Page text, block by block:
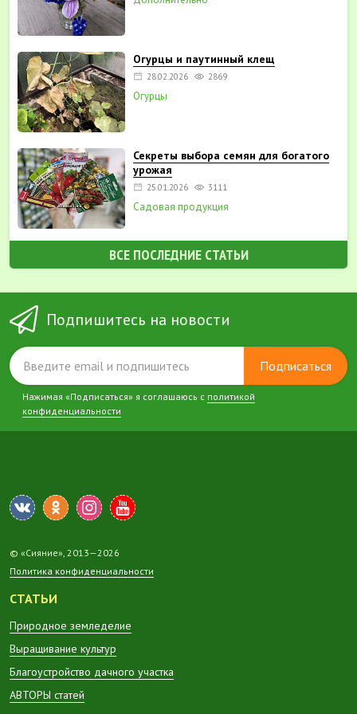
Огурцы и паутинный клещ
28.02.2026 2869
Огурцы
Секреты выбора семян для богатого
урожая
25.01.2026 3111
Садовая продукция
ВСЕ ПОСЛЕДНИЕ СТАТЬИ
Подпишитесь на новости
Подписаться
Нажимая «Подписаться» я соглашаюсь с политикой
конфиденциальности
© «Сияние», 2013—2026
Политика конфиденциальности
СТАТЬИ
Природное земледелие
Выращивание культур
Благоустройство дачного участка
АВТОРЫ статей